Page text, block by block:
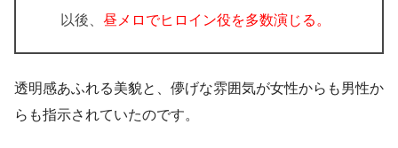
以後、 昼メロでヒロイン役を多数演じる。
透明感あふれる美貌と、儚げな雰囲気が女性からも男性か
らも指示されていたのです。